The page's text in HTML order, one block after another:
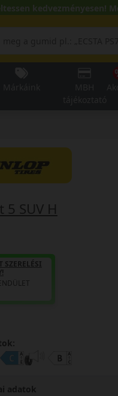
kedvezményesen!
SUV H
SZERELÉSI
adatok